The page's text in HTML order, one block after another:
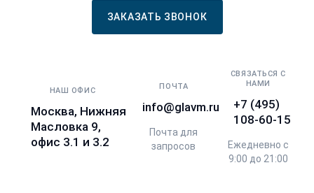
ЗАКАЗАТЬ ЗВОНОК
НАШ ОФИС
Москва, Нижняя
Масловка 9,
офис 3.1 и 3.2
ПОЧТА
info@glavm.ru
Почта для
запросов
СВЯЗАТЬСЯ С
НАМИ
+7 (495)
108-60-15
Ежедневно с
9:00 до 21:00